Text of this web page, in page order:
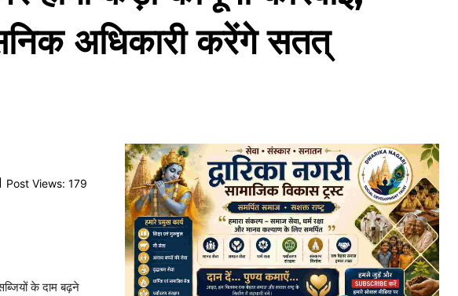
अधिकारी करेंगे सतत्
Post Views: 179
के दाम बढ़ने